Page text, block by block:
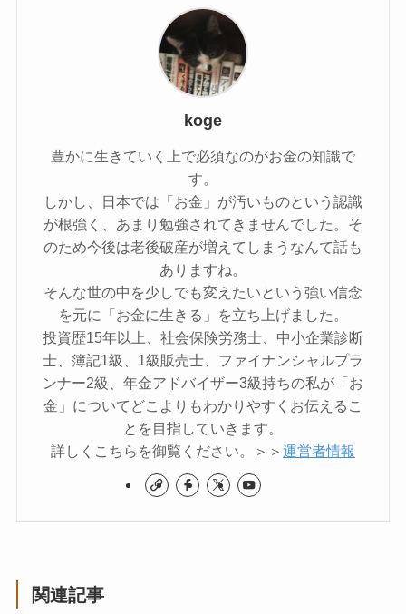
koge
豊かに生きていく上で必須なのがお金の知識で
す。
しかし、日本では「お金」が汚いものという認識
が根強く、あまり勉強されてきませんでした。そ
のため今後は老後破産が増えてしまうなんて話も
ありますね。
そんな世の中を少しでも変えたいという強い信念
を元に「お金に生きる」を立ち上げました。
投資歴15年以上、社会保険労務士、中小企業診断
士、簿記1級、1級販売士、ファイナンシャルプラ
ンナー2級、年金アドバイザー3級持ちの私が「お
金」についてどこよりもわかりやすくお伝えるこ
とを目指していきます。
詳しくこちらを御覧ください。＞＞ 運営者情報
関連記事